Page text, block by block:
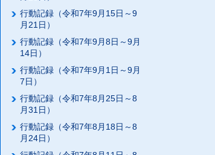
行動記録（令和7年9月15日～9
月21日）
行動記録（令和7年9月8日～9月
14日）
行動記録（令和7年9月1日～9月
7日）
行動記録（令和7年8月25日～8
月31日）
行動記録（令和7年8月18日～8
月24日）